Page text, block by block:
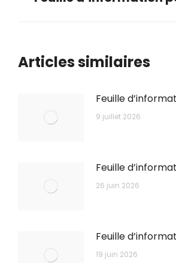
Articles similaires
Feuille
9 juillet 2026
Feuille
26 juin 2026
Feuille
19 juin 2026